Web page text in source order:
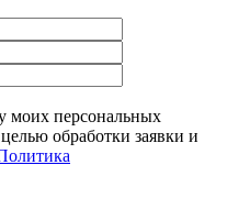
моих персональных
обработки заявки и